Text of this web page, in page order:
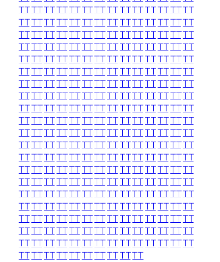
TTTTTTTTTTTTTTTTTTTTTTTTTTTT
TTTTTTTTTTTTTTTTTTTTTTTTTTTT
TTTTTTTTTTTTTTTTTTTTTTTTTTTT
TTTTTTTTTTTTTTTTTTTTTTTTTTTT
TTTTTTTTTTTTTTTTTTTTTTTTTTTT
TTTTTTTTTTTTTTTTTTTTTTTTTTTT
TTTTTTTTTTTTTTTTTTTTTTTTTTTT
TTTTTTTTTTTTTTTTTTTTTTTTTTTT
TTTTTTTTTTTTTTTTTTTTTTTTTTTT
TTTTTTTTTTTTTTTTTTTTTTTTTTTT
TTTTTTTTTTTTTTTTTTTTTTTTTTTT
TTTTTTTTTTTTTTTTTTTTTTTTTTTT
TTTTTTTTTTTTTTTTTTTTTTTTTTTT
TTTTTTTTTTTTTTTTTTTTTTTTTTTT
TTTTTTTTTTTTTTTTTTTTTTTTTTTT
TTTTTTTTTTTTTTTTTTTTTTTTTTTT
TTTTTTTTTTTTTTTTTTTTTTTTTTTT
TTTTTTTTTTTTTTTTTTTTTTTTTTTT
TTTTTTTTTTTTTTTTTTTTTTTTTTTT
TTTTTTTTTTTTTTTTTTTTTTTTTTTT
TTTTTTTTTTTTTTTTTTTT